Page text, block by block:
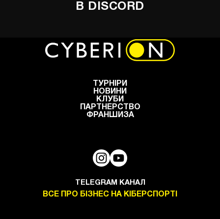
В DISCORD
ТУРНІРИ
НОВИНИ
КЛУБИ
ПАРТНЕРСТВО
ФРАНШИЗА
TELEGRAM КАНАЛ
ВСЕ ПРО БІЗНЕС НА КІБЕРСПОРТІ